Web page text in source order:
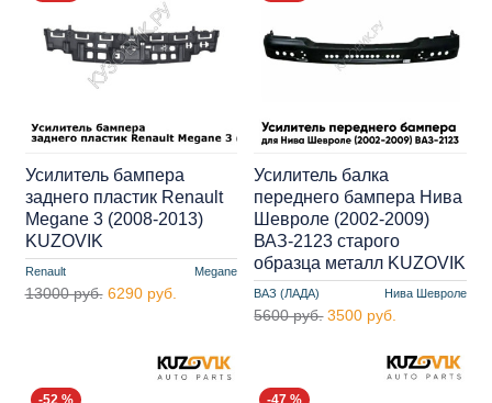
Renault Megane
Усилитель бампера
заднего пластик Renault
Megane 3 (2008-2013)
KUZOVIK
13000 руб. 6290 руб. ВАЗ (ЛАДА) Нива Шевроле
Усилитель балка
переднего бампера Нива
Шевроле (2002-2009)
ВАЗ-2123 старого
образца металл KUZOVIK
5600 руб. 3500 руб.